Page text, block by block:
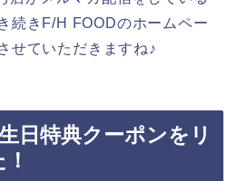
続きF/H FOODのホームペー
せていただきますね♪
日特典クーポンをリ